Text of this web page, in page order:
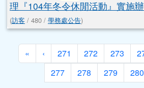
理『104年冬令休閒活動』實施
(訪客 / 499 / 學務處公告)
理『104年冬令休閒活動』實施
訪客/ 480 /學務處公告)